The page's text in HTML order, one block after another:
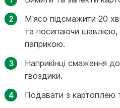
М'ясо підсмажити 20
та посипаючи шавлією,
паприкою.
Наприкінці смаження
гвоздики.
Подавати з картоплею